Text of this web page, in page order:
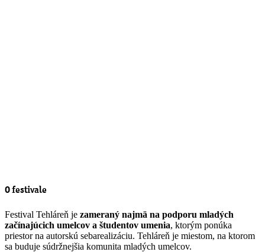
O festivale
Festival Tehláreň je zameraný najmä na podporu mladých
začínajúcich umelcov a študentov umenia, ktorým ponúka
priestor na autorskú sebarealizáciu. Tehláreň je miestom, na ktorom
sa buduje súdržnejšia komunita mladých umelcov.